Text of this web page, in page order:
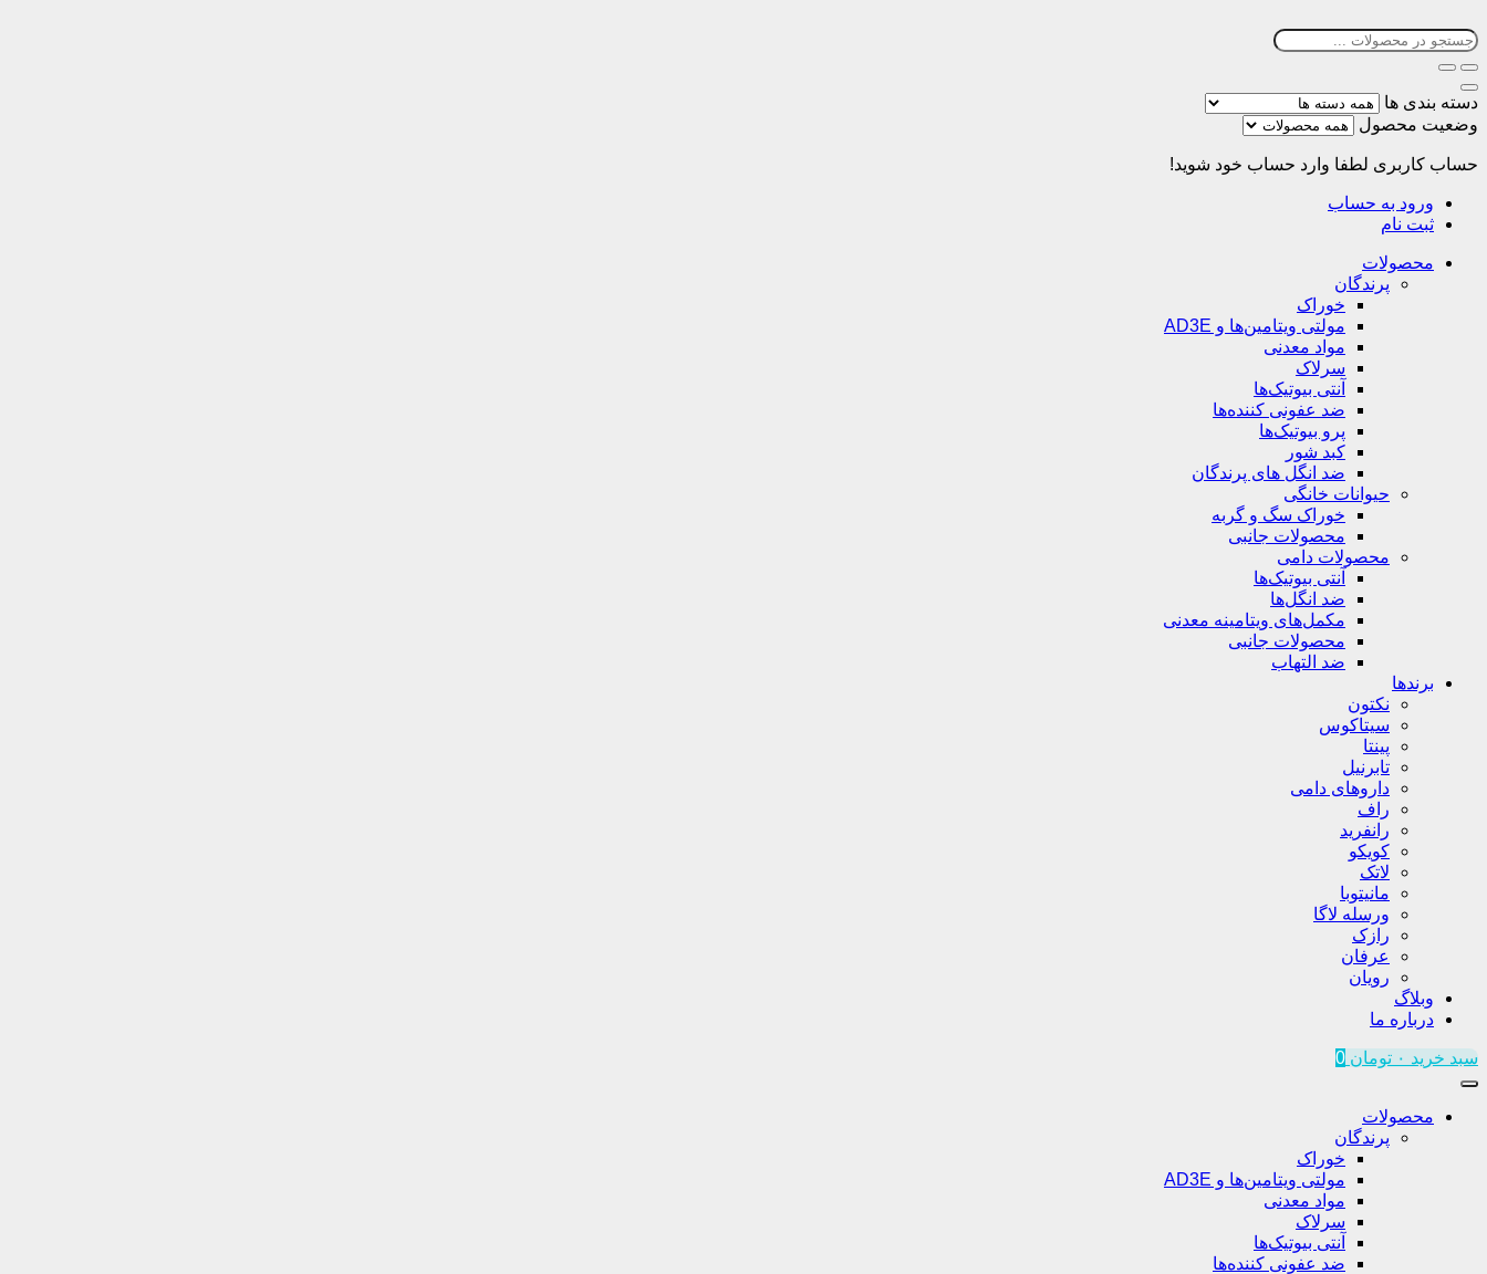
دسته بندی ها
وضعیت محصول
حساب کاربری لطفا وارد حساب خود شوید!
ورود به حساب
ثبت نام
محصولات
پرندگان
خوراک
مولتی ویتامین‌ها و AD3E
مواد معدنی
سرلاک
آنتی بیوتیک‌ها
ضد عفونی کننده‌ها
پرو بیوتیک‌ها
کبد شور
ضد انگل های پرندگان
حیوانات خانگی
خوراک سگ و گربه
محصولات جانبی
محصولات دامی
آنتی بیوتیک‌ها
ضد انگل‌ها
مکمل‌های ویتامینه معدنی
محصولات جانبی
ضد التهاب
برندها
نکتون
سیتاکوس
پینتا
تابرنیل
داروهای دامی
راف
رانفرید
کویکو
لاتک
مانیتوبا
ورسله لاگا
رازک
عرفان
رویان
وبلاگ
درباره ما
سبد خرید ۰ تومان 0
محصولات
پرندگان
خوراک
مولتی ویتامین‌ها و AD3E
مواد معدنی
سرلاک
آنتی بیوتیک‌ها
ضد عفونی کننده‌ها